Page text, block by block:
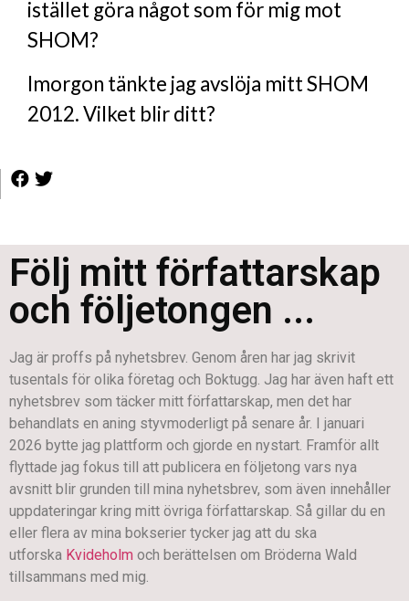
istället göra något som för mig mot
SHOM?
Imorgon tänkte jag avslöja mitt SHOM
2012. Vilket blir ditt?
Följ mitt författarskap
och följetongen ...
Jag är proffs på nyhetsbrev. Genom åren har jag skrivit
tusentals för olika företag och Boktugg. Jag har även haft ett
nyhetsbrev som täcker mitt författarskap, men det har
behandlats en aning styvmoderligt på senare år. I januari
2026 bytte jag plattform och gjorde en nystart. Framför allt
flyttade jag fokus till att publicera en följetong vars nya
avsnitt blir grunden till mina nyhetsbrev, som även innehåller
uppdateringar kring mitt övriga författarskap. Så gillar du en
eller flera av mina bokserier tycker jag att du ska
utforska Kvideholm och berättelsen om Bröderna Wald
tillsammans med mig.